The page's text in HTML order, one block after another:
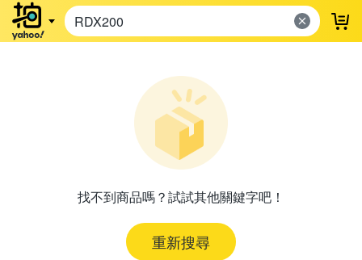
登
找不到商品嗎？試試其他關鍵字吧！
重新搜尋